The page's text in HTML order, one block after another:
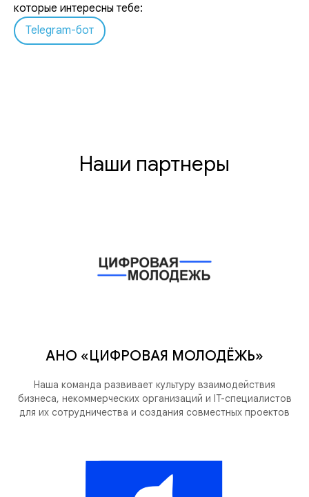
которые интересны тебе:
Telegram-бот
Наши партнеры
АНО «ЦИФРОВАЯ МОЛОДЁЖЬ»
Наша команда развивает культуру взаимодействия
бизнеса, некоммерческих организаций и IT-специалистов
для их сотрудничества и создания совместных проектов